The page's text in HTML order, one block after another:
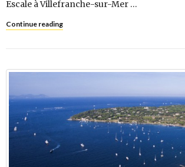
Escale à Villefranche-sur-Mer …
Continue reading